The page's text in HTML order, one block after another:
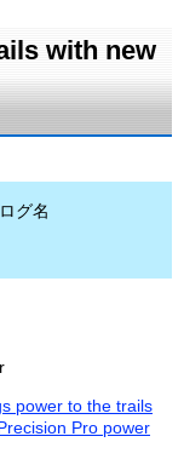
with new
グ名
power to the trails
Pro power